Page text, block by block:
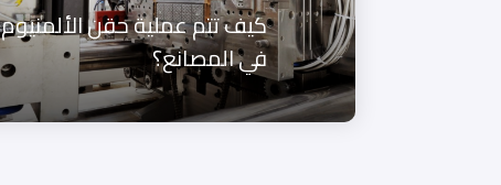
كيف تتم عملية حقن الألمنيوم
في المصانع؟